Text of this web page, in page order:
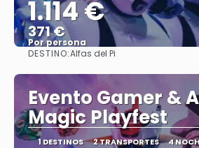
1.114 €
371 €
Por persona
DESTINO:Alfas del Pi
Evento Gamer &
Magic Playfest
1 DESTINOS 2 TRANSPORTES 4